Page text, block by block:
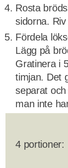
Rosta
sidorna.
Fördela
Lägg på
Gratinera i
timjan. Det
separat
man inte
4 portioner: